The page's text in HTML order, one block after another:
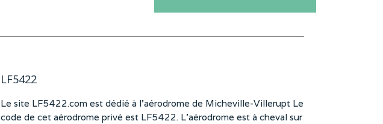
LF5422
Le site LF5422.com est dédié à l’aérodrome de Micheville-Villerupt Le
code de cet aérodrome privé est LF5422. L’aérodrome est à cheval sur